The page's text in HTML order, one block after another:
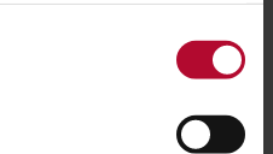
de informatie op